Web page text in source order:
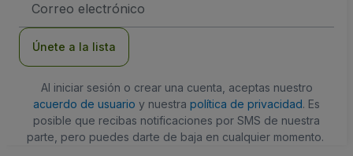
de
Únete a la lista
Al iniciar sesión o crear una cuenta, aceptas nuestro
acuerdo de usuario y nuestra política de privacidad. Es
posible que recibas notificaciones por SMS de nuestra
parte, pero puedes darte de baja en cualquier momento.